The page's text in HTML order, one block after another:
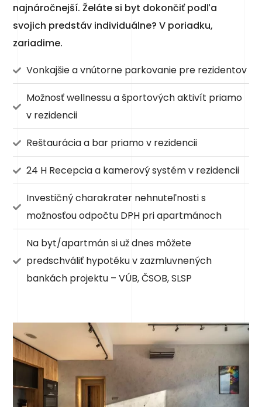
najnáročnejší. Želáte si byt dokončiť podľa
svojich predstáv individuálne? V poriadku,
zariadime.
Vonkajšie a vnútorne parkovanie pre rezidentov
Možnosť wellnessu a športových aktivít priamo
v rezidencii
Reštaurácia a bar priamo v rezidencii
24 H Recepcia a kamerový systém v rezidencii
Investičný charakrater nehnuteľnosti s
možnosťou odpočtu DPH pri apartmánoch
Na byt/apartmán si už dnes môžete
predschváliť hypotéku v zazmluvnených
bankách projektu – VÚB, ČSOB, SLSP